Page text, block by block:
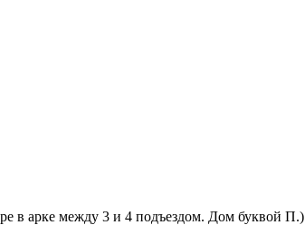
в арке между 3 и 4 подъездом. Дом буквой П.)